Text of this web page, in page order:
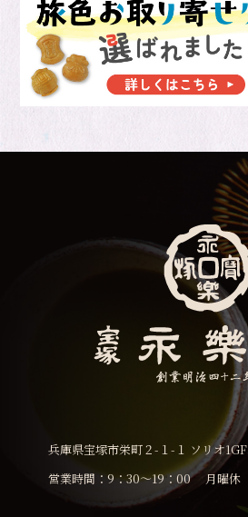
兵庫県宝塚市栄町２-１-１ ソリオ1GF
営業時間：9：30〜19：00 月曜休